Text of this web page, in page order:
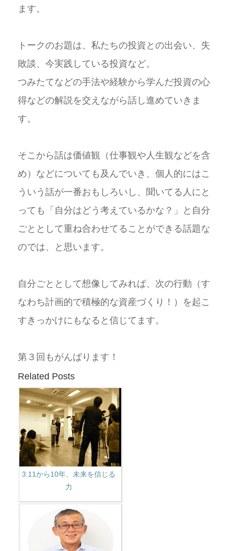
ます。
トークのお題は、私たちの投資との出会い、失
敗談、今実践している投資など。
つみたてなどの手法や経験から学んだ投資の心
得などの解説を交えながら話し進めていきま
す。
そこから話は価値観（仕事観や人生観などを含
め）などについても及んでいき、個人的にはこ
ういう話が一番おもしろいし、聞いてる人にと
っても「自分はどう考えているかな？」と自分
ごととして重ね合わせてることができる話題な
のでは、と思います。
自分ごととして想像してみれば、次の行動（す
なわち計画的で積極的な資産づくり！）を起こ
すきっかけにもなると信じてます。
第３回もがんばります！
Related Posts
3.11から10年、未来を信じる
力